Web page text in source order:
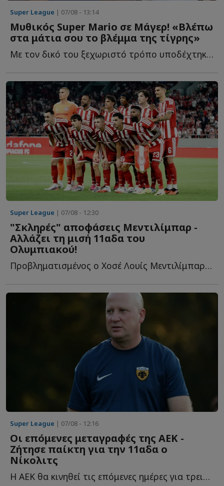
Super League | 07/08 - 13:14
Μυθικός Super Mario σε Μάγερ! «Βλέπω
στα μάτια σου το βλέμμα της τίγρης»
Με τον δικό του ξεχωριστό τρόπο υποδέχτηκε ο ιδιοκτήτης τ...
Super League | 07/08 - 12:30
"Σκληρές" αποφάσεις Μεντιλίμπαρ -
Αλλάζει τη μισή 11αδα του
Ολυμπιακού!
Προβληματισμένος ο Χοσέ Λουίς Μεντιλίμπαρ από το πρώτο π...
Super League | 07/08 - 12:16
Οι επόμενες μεταγραφές της ΑΕΚ -
Ζήτησε παίκτη για την 11αδα ο
Νίκολιτς
Η ΑΕΚ θα κινηθεί τις επόμενες ημέρες για τρεις ακόμα π...